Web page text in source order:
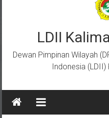
LDII
Dewan Pimpinan Wilayah
Indonesia (LDII)